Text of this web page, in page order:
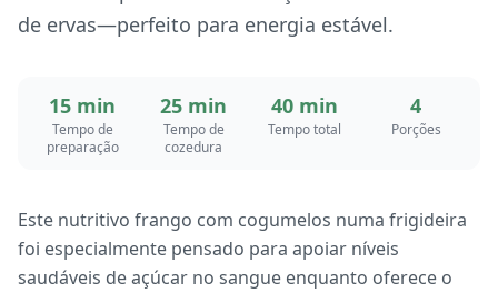
de ervas—perfeito para energia estável.
15 min
Tempo de
preparação
25 min
Tempo de
cozedura
40 min
Tempo total
4
Porções
Este nutritivo frango com cogumelos numa frigideira
foi especialmente pensado para apoiar níveis
saudáveis de açúcar no sangue enquanto oferece o